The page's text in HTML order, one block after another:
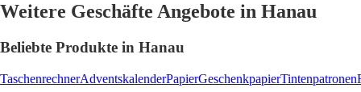
Weitere Geschäfte Angebote in Hanau
Beliebte Produkte in Hanau
TaschenrechnerAdventskalenderPapierGeschenkpapierTintenpatronen